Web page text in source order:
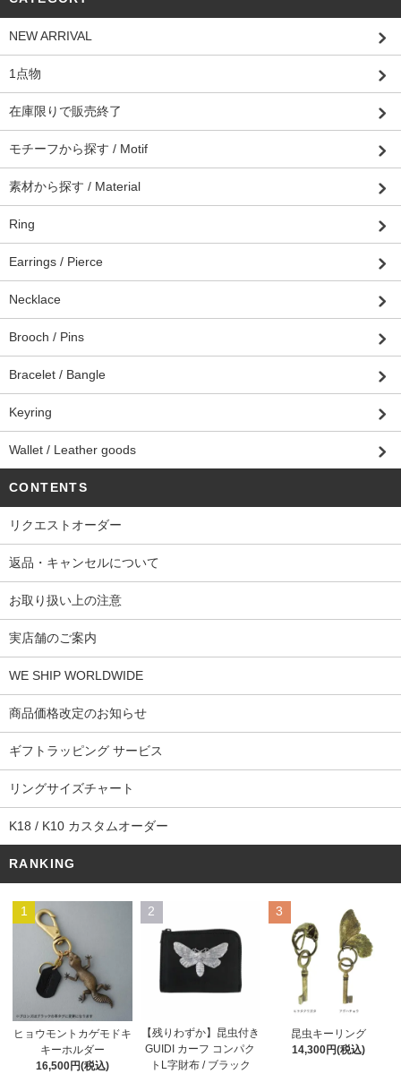
NEW ARRIVAL
1点物
在庫限りで販売終了
モチーフから探す / Motif
素材から探す / Material
Ring
Earrings / Pierce
Necklace
Brooch / Pins
Bracelet / Bangle
Keyring
Wallet / Leather goods
CONTENTS
リクエストオーダー
返品・キャンセルについて
お取り扱い上の注意
実店舗のご案内
WE SHIP WORLDWIDE
商品価格改定のお知らせ
ギフトラッピング サービス
リングサイズチャート
K18 / K10 カスタムオーダー
RANKING
1
ヒョウモントカゲモドキ
キーホルダー
16,500円(税込)
2
【残りわずか】昆虫付き
GUIDI カーフ コンパク
トL字財布 / ブラック
3
昆虫キーリング
14,300円(税込)